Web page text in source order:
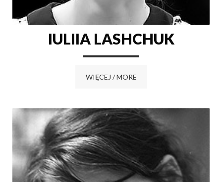
IULIIA LASHCHUK
WIĘCEJ / MORE